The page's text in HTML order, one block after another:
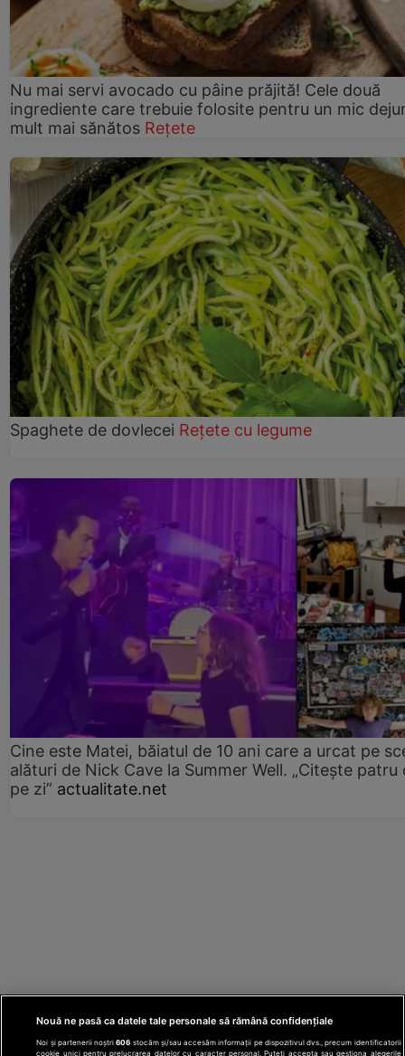
Nu mai servi avocado cu pâine prăjită! Cele două
ingrediente care trebuie folosite pentru un mic
mult mai sănătos Rețete
Spaghete de dovlecei Rețete cu legume
Cine este Matei, băiatul de 10 ani care a urcat pe
alături de Nick Cave la Summer Well. „Citește patru
pe zi” actualitate.net
Nouă ne pasă ca datele tale personale să rămână confidențiale
Noi și partenerii noștri606 stocăm și/sau accesăm informații pe dispozitivul dvs., precum identificatorii
cookie unici pentru prelucrarea datelor cu caracter personal. Puteți accepta sau gestiona alegerile